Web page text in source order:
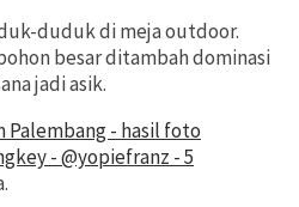
duduk di meja outdoor.
besar ditambah dominasi
jadi asik.